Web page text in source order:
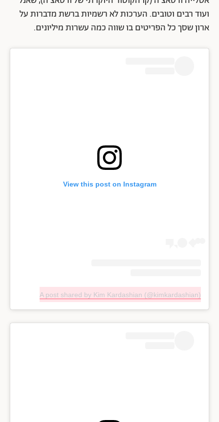
ועוד רבים וטובים. הערכות לא רשמיות ברשת מדברות על
ארון שסך כל הפריטים בו שווה כמה עשרות מיליונים.
View this post on Instagram
A post shared by Kim Kardashian (@kimkardashian)